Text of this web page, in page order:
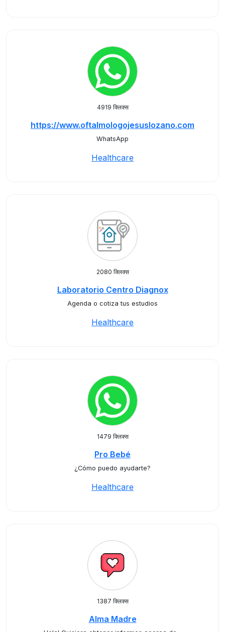
4919 क्लिक्स
https://www.oftalmologojesuslozano.com
WhatsApp
Healthcare
2080 क्लिक्स
Laboratorio Centro Diagnox
Agenda o cotiza tus estudios
Healthcare
1479 क्लिक्स
Pro Bebé
¿Cómo puedo ayudarte?
Healthcare
1387 क्लिक्स
Alma Madre